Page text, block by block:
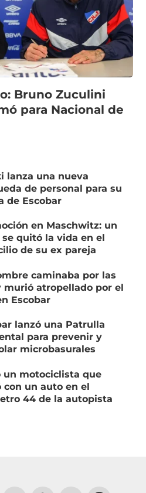
Bruno Zuculini
para Nacional de
lanza una nueva
de personal para su
de Escobar
en Maschwitz: un
se quitó la vida en el
de su ex pareja
caminaba por las
murió atropellado por el
Escobar
lanzó una Patrulla
para prevenir y
microbasurales
un motociclista que
con un auto en el
44 de la autopista